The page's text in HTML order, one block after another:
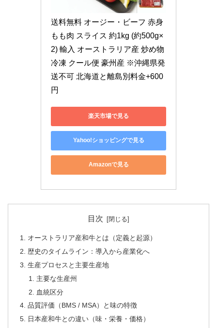
送料無料 オージー・ビーフ 赤身
もも肉 スライス 約1kg (約500g×
2) 輸入 オーストラリア産 炒め物
冷凍 クール便 豪州産 ※沖縄県発
送不可 北海道と離島別料金+600
円
楽天市場で見る
Yahoo!ショッピングで見る
Amazonで見る
目次
オーストラリア産和牛とは（定義と起源）
歴史のタイムライン：導入から産業化へ
生産プロセスと主要生産地
主要な生産州
血統区分
品質評価（BMS / MSA）と味の特徴
日本産和牛との違い（味・栄養・価格）